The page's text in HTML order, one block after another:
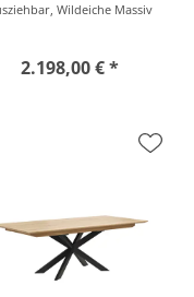
Wildeiche Massiv
2.198,00 € *